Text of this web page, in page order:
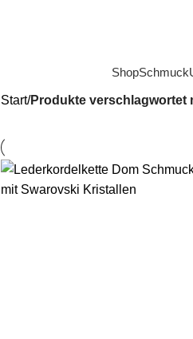
ShopSchmuck
Start Produkte verschlagwortet